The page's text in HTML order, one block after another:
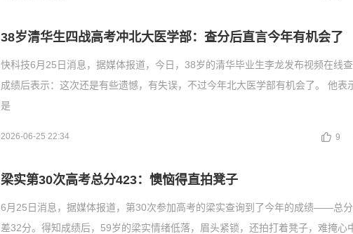
38岁清华生四战高考冲北大医学部：查分后直言今年有机会了
快科技6月25日消息，据媒体报道，今日，38岁的清华毕业生李龙发布视频在线
成绩后表示：这次还是有些遗憾，有失误，不过今年北大医学部有机会了。 他表
是
2026-06-25 22:34 9
梁实第30次高考总分423：懊恼得直拍凳子
6月25日消息，据媒体报道，第30次参加高考的梁实查询到了今年的成绩——总
差32分。得知成绩后，59岁的梁实情绪低落，眉头紧锁，还拍打着凳子，难掩心